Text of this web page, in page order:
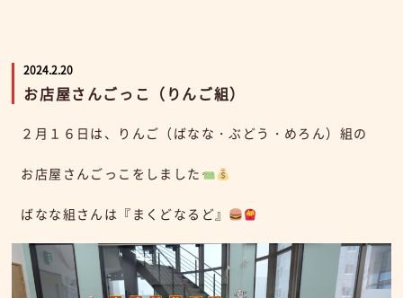
2024.2.20
お店屋さんごっこ（りんご組）
２月１６日は、りんご（ばなな・ぶどう・めろん）組の
お店屋さんごっこをしました
ばなな組さんは『まくどなるど』